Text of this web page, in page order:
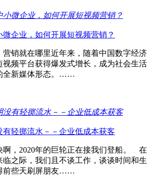
微企业，如何开展短视频营销？
营销就在哪里近年来，随着中国数字经济
视频平台获得爆发式增长，成为社会生活
全新媒体形态。……
有轻掷流水－－企业低成本获客
啊，2020年的巨轮正在接我们登船。 在
临之际，我们且不谈工作，谈谈时间和生
些天刷屏朋友……